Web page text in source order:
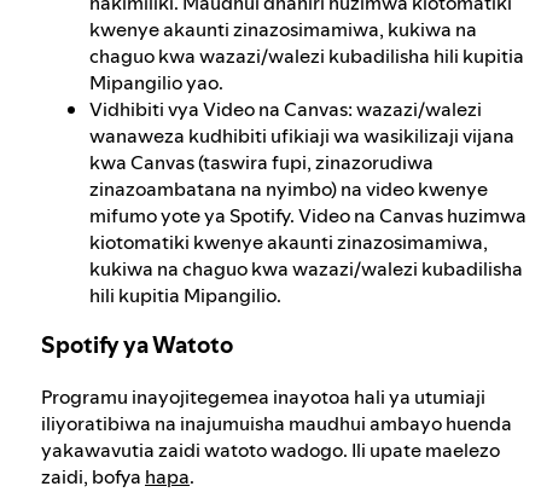
kwenye akaunti zinazosimamiwa, kukiwa na
chaguo kwa wazazi/walezi kubadilisha hili kupitia
Mipangilio yao.
Vidhibiti vya Video na Canvas: wazazi/walezi
wanaweza kudhibiti ufikiaji wa wasikilizaji vijana
kwa Canvas (taswira fupi, zinazorudiwa
zinazoambatana na nyimbo) na video kwenye
mifumo yote ya Spotify. Video na Canvas huzimwa
kiotomatiki kwenye akaunti zinazosimamiwa,
kukiwa na chaguo kwa wazazi/walezi kubadilisha
hili kupitia Mipangilio.
Spotify ya Watoto
Programu inayojitegemea inayotoa hali ya utumiaji
iliyoratibiwa na inajumuisha maudhui ambayo huenda
yakawavutia zaidi watoto wadogo. Ili upate maelezo
zaidi, bofya hapa.